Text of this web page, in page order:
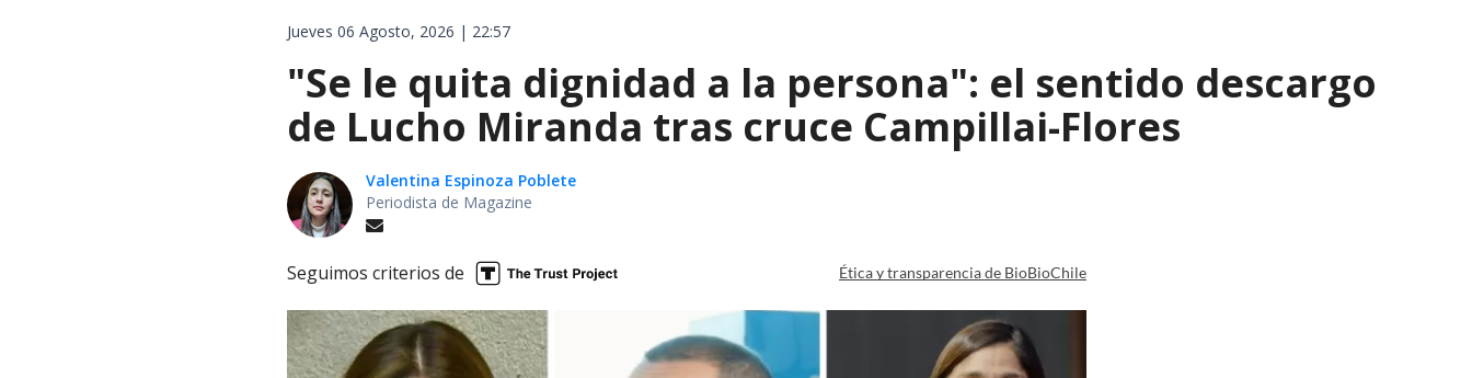
Jueves 06 Agosto, 2026 | 22:57
"Se le quita dignidad a la persona": el sentido descargo
de Lucho Miranda tras cruce Campillai-Flores
Valentina Espinoza Poblete
Periodista de Magazine
Seguimos criterios de Ética y transparencia de BioBioChile